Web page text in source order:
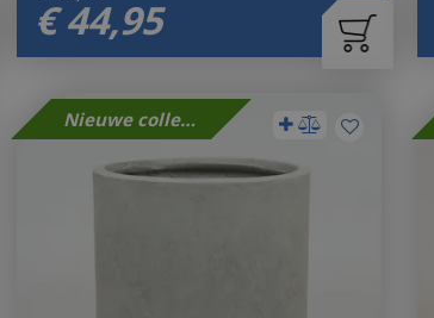
€ 44,95
Nieuwe collectie